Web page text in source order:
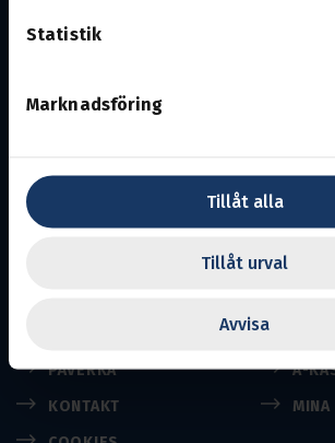
Statistik
Marknadsföring
Tillåt alla
Tillåt urval
Avvisa
Transports uppgift är att se efter
intressen på arbetsmarknaden och
PÅVERKA
A-
KONTAKT
MINA